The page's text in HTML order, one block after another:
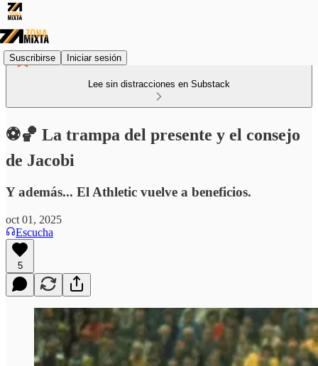
Suscribirse Iniciar sesión
Lee sin distracciones en Substack
⚽🏀 La trampa del presente y el consejo
de Jacobi
Y además... El Athletic vuelve a beneficios.
oct 01, 2025
Escucha
5